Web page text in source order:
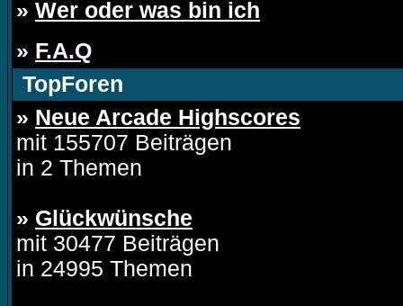
» Wer oder was bin ich
» F.A.Q
TopForen
» Neue Arcade Highscores
mit 155707 Beiträgen
in 2 Themen
» Glückwünsche
mit 30477 Beiträgen
in 24995 Themen